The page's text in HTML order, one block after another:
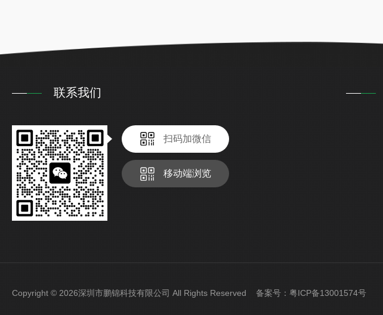
联系我们
扫码加微信
移动端浏览
Copyright © 2026深圳市鹏锦科技有限公司 All Rights Reserved 备案号： 粤ICP备13001574号